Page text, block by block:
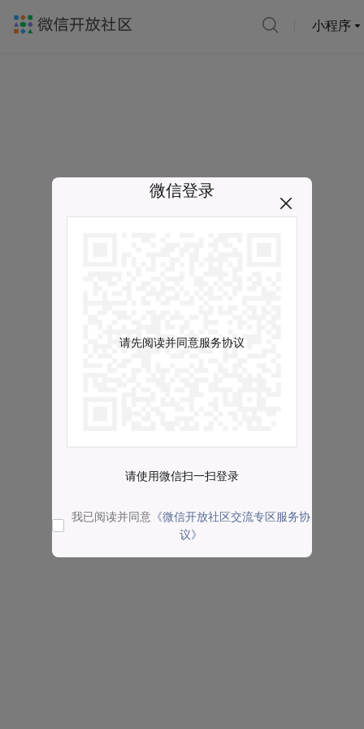
小程序
微信登录
请先阅读并同意服务协议
请使用微信扫一扫登录
我已阅读并同意 《微信开放社区交流专区服务协
议》